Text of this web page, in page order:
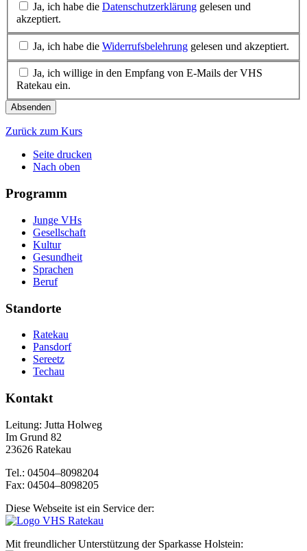
Ja, ich habe die Datenschutzerklärung gelesen und
akzeptiert.
Ja, ich habe die Widerrufsbelehrung gelesen und akzeptiert.
Ja, ich willige in den Empfang von E-Mails der VHS
Ratekau ein.
Absenden
Zurück zum Kurs
Seite drucken
Nach oben
Programm
Junge VHs
Gesellschaft
Kultur
Gesundheit
Sprachen
Beruf
Standorte
Ratekau
Pansdorf
Sereetz
Techau
Kontakt
Leitung: Jutta Holweg
Im Grund 82
23626 Ratekau
Tel.: 04504–8098204
Fax: 04504–8098205
Diese Webseite ist ein Service der:
Mit freundlicher Unterstützung der Sparkasse Holstein: